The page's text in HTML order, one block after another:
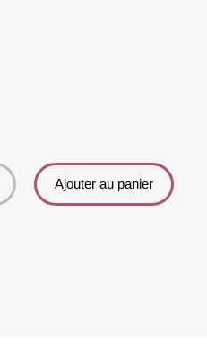
Ajouter au panier